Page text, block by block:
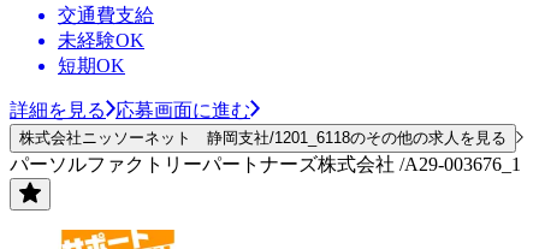
交通費支給
未経験OK
短期OK
詳細を見る 応募画面に進む
株式会社ニッソーネット 静岡支社/1201_6118のその他の求人を見る
パーソルファクトリーパートナーズ株式会社 /A29-003676_1